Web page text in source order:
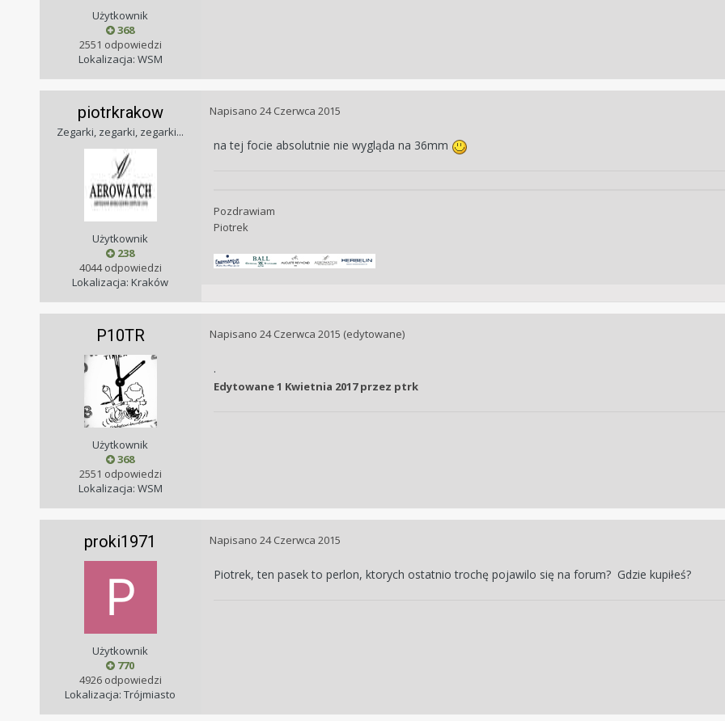
Użytkownik
368
2551 odpowiedzi
Lokalizacja: WSM
piotrkrakow
Zegarki, zegarki, zegarki...
Użytkownik
238
4044 odpowiedzi
Lokalizacja: Kraków
Napisano 24 Czerwca 2015
na tej focie absolutnie nie wygląda na 36mm
Pozdrawiam
Piotrek
P10TR
Użytkownik
368
2551 odpowiedzi
Lokalizacja: WSM
Napisano 24 Czerwca 2015 (edytowane)
.
Edytowane1 Kwietnia 2017przez ptrk
proki1971
Użytkownik
770
4926 odpowiedzi
Lokalizacja: Trójmiasto
Napisano 24 Czerwca 2015
Piotrek, ten pasek to perlon, ktorych ostatnio trochę pojawilo się na forum? Gdzie kupiłeś?